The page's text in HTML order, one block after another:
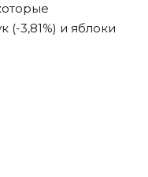
(-3,81%) и яблоки